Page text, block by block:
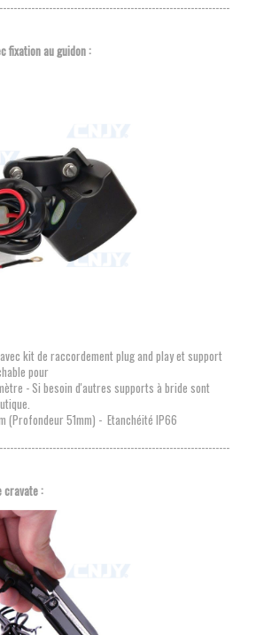
fixation au guidon :
kit de raccordement plug and play et support
pour
- Si besoin d'autres supports à bride sont
(Profondeur 51mm) - Etanchéité IP66
cravate :